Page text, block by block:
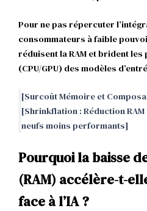
Pour ne pas répercuter
consommateurs à faible
réduisent la RAM et brident
(CPU/GPU) des modèles
[Surcoût Mémoire et
[Shrinkflation : Réduction
neufs moins performants]
Pourquoi la baisse
(RAM) accélère-t-
face à l’IA ?